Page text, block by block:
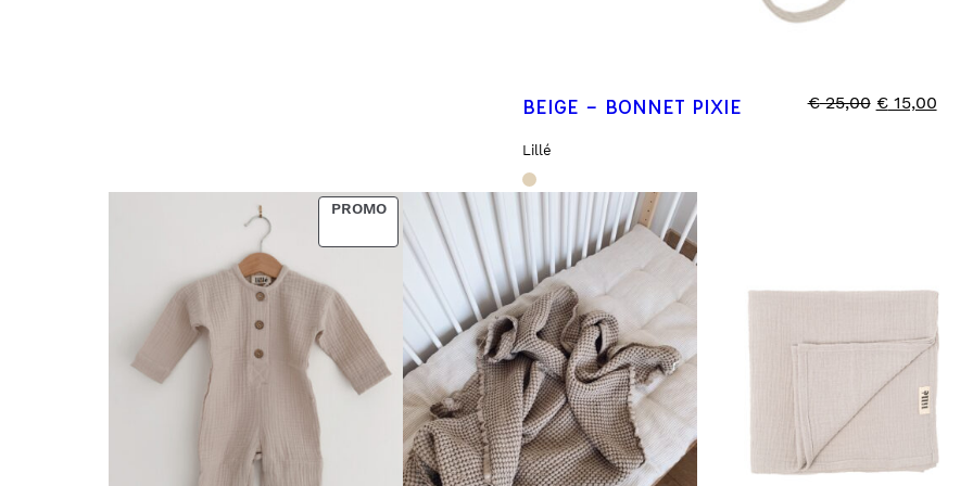
BEIGE – BONNET PIXIE
Lillé
€25,00 €15,00
PROMOPRODUCT
ON
SALE